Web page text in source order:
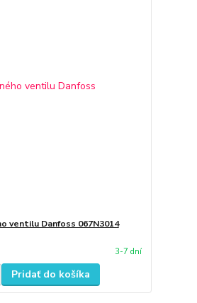
ventilu Danfoss 067N3014
3-7 dní
Pridať do košíka